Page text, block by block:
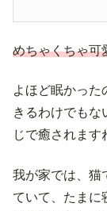
めちゃくちゃ可
よほど眠かった
きるわけでもな
じで癒されます
我が家では、猫
ていて、たまに